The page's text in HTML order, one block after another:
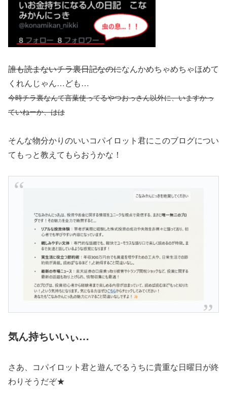
誰も読まないチラ裏日記なのになんかめちゃめちゃほめて
くれんじゃん…ども…
今時チラ裏なんて言葉使ってるやつおっさん以外に、いますかっ
ていねーか、はは
そんな物分かりのいいコパイロット君にこのブログについ
てもっと教えてもらおうかな！
気ん持ちいいぃ…
さあ、コパイロット君と遊んでるうちに貴重な日曜日が終
わりそうだぞ★